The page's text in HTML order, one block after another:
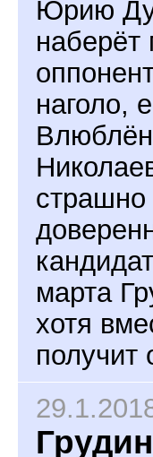
Юрию
наберёт
наголо,
страшно
марта
хотя
получит